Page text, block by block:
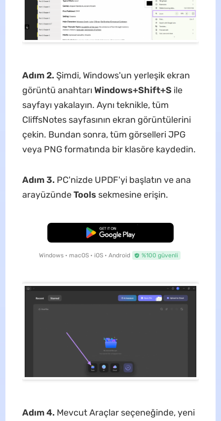
Adım 2. Şimdi, Windows'un yerleşik ekran
görüntü anahtarı Windows+Shift+S ile
sayfayı yakalayın. Aynı teknikle, tüm
CliffsNotes sayfasının ekran görüntülerini
çekin. Bundan sonra, tüm görselleri JPG
veya PNG formatında bir klasöre kaydedin.
Adım 3. PC'nizde UPDF'yi başlatın ve ana
arayüzündeTools sekmesine erişin.
Ücretsiz İndirme
Windows • macOS • iOS • Android %100 güvenli
Adım 4. Mevcut Araçlar seçeneğinde, yeni